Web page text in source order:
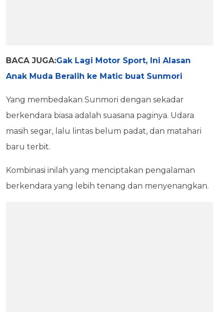
BACA JUGA:Gak Lagi Motor Sport, Ini Alasan
Anak Muda Beralih ke Matic buat Sunmori
Yang membedakan Sunmori dengan sekadar
berkendara biasa adalah suasana paginya. Udara
masih segar, lalu lintas belum padat, dan matahari
baru terbit.
Kombinasi inilah yang menciptakan pengalaman
berkendara yang lebih tenang dan menyenangkan.